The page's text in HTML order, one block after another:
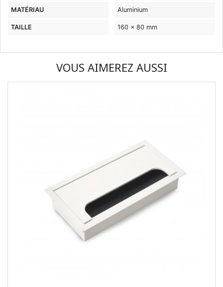
MATÉRIAU Aluminium
TAILLE 160 x 80 mm
VOUS AIMEREZ AUSSI